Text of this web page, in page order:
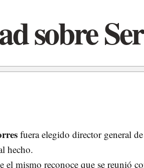
sobre
fuera elegido director general
hecho.
el mismo reconoce que se reunió